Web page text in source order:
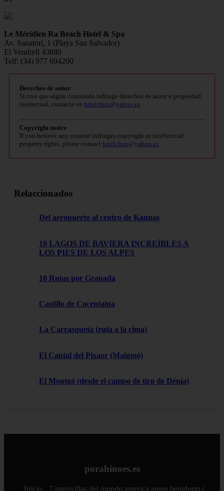
Le Méridien Ra Beach Hotel & Spa
Av. Sanatori, 1 (Playa San Salvador)
El Vendrell 43880
Telf: (34) 977 694200
Derechos de autor
Si cree que algún contenido infringe derechos de autor o propiedad
intelectual, contacte en bitelchux@yahoo.es
Copyright notice
If you believe any content infringes copyright or intellectual
property rights, please contact bitelchux@yahoo.es
Relaccionados
Del aeropuerto al centro de Kaunas
10 LAGOS DE BAVIERA INCREÍBLES A
LOS PIES DE LOS ALPES
10 Rutas por Granada
Castillo de Cocentaina
La Carrasqueta (ruta a la cima)
El Cantal del Pixaor (Maigmó)
El Montgó (desde el campo de tiro de Dénia)
porahinoes.es
Inicio 7 maravillas del mundo america arena benidorm c